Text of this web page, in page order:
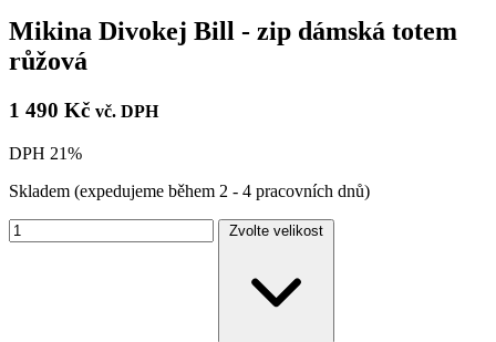
Mikina Divokej Bill - zip dámská totem
růžová
1 490 Kč vč. DPH
DPH 21%
Skladem (expedujeme během 2 - 4 pracovních dnů)
Zvolte velikost